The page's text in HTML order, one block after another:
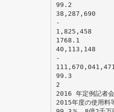
99.2
38,287,690
-
1,825,458
1768.1
40,113,148
-
111,670,041,471
99.3
2
2016 年定例記者
2015年度の使用料